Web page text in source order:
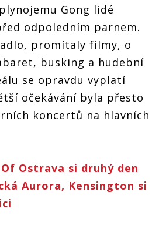
Gong lidé
odpoledním parnem.
promítaly filmy, o
busking a hudební
se opravdu vyplatí
očekávání byla přesto
koncertů na hlavních
Ostrava si druhý den
Aurora, Kensington si